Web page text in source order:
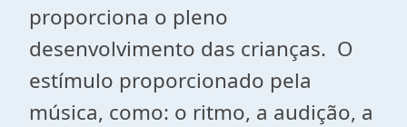
proporciona o pleno
desenvolvimento das crianças. O
estímulo proporcionado pela
música, como: o ritmo, a audição, a